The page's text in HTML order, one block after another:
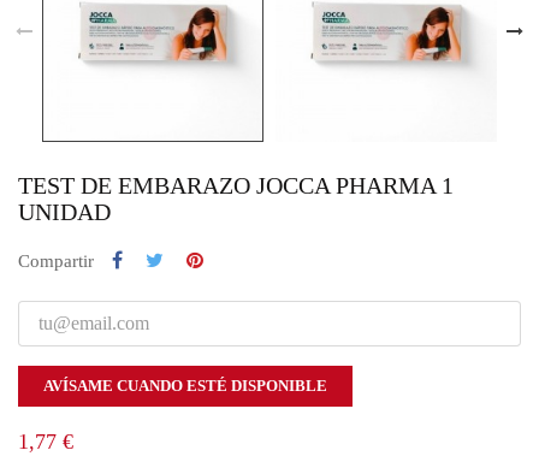
TEST DE EMBARAZO JOCCA PHARMA 1
UNIDAD
Compartir
AVÍSAME CUANDO ESTÉ DISPONIBLE
1,77 €